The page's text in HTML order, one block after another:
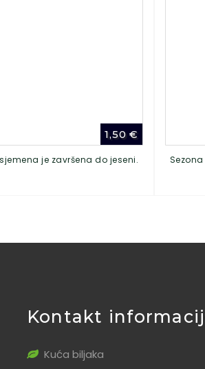
1,50€
je završena do jeseni.
Kontakt
Kuća biljaka